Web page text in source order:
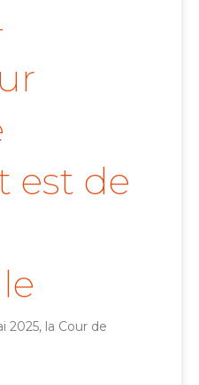
est de
2025, la Cour de